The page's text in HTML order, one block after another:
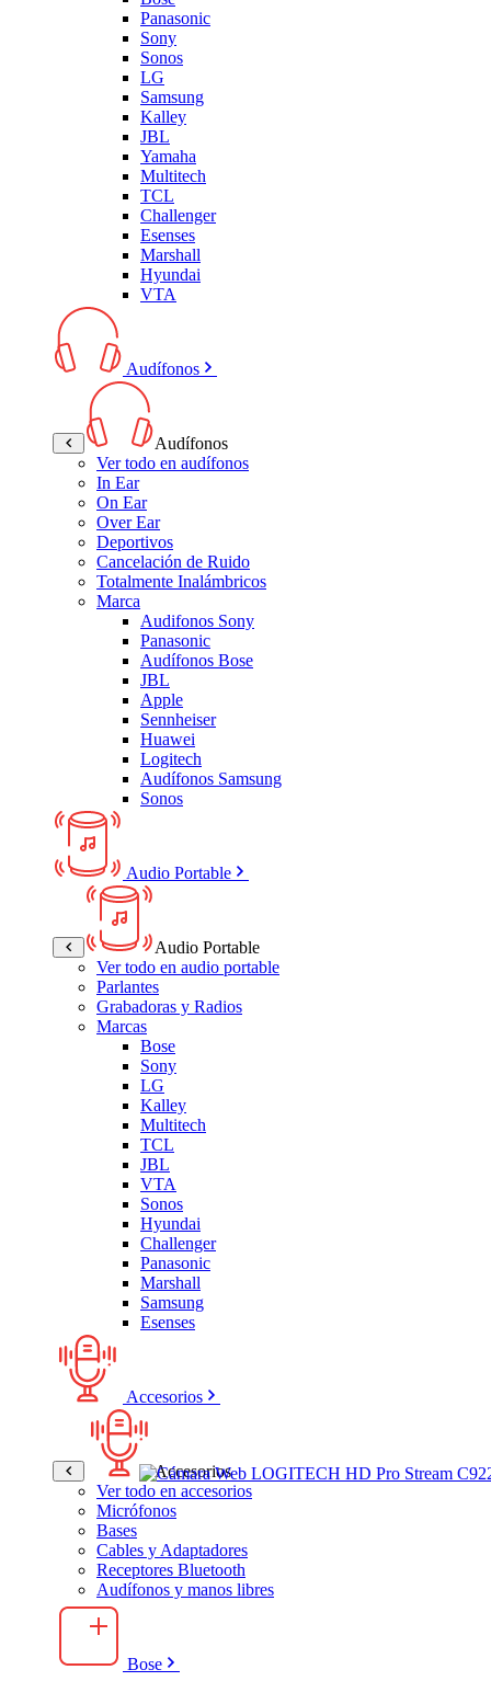
Panasonic
Sony
Sonos
LG
Samsung
Kalley
JBL
Yamaha
Multitech
TCL
Challenger
Esenses
Marshall
Hyundai
VTA
Audífonos
Audífonos
Ver todo en audífonos
In Ear
On Ear
Over Ear
Deportivos
Cancelación de Ruido
Totalmente Inalámbricos
Marca
Audifonos Sony
Panasonic
Audífonos Bose
JBL
Apple
Sennheiser
Huawei
Logitech
Audífonos Samsung
Sonos
Audio Portable
Audio Portable
Ver todo en audio portable
Parlantes
Grabadoras y Radios
Marcas
Bose
Sony
LG
Kalley
Multitech
TCL
JBL
VTA
Sonos
Hyundai
Challenger
Panasonic
Marshall
Samsung
Esenses
Accesorios
Accesorios
Ver todo en accesorios
Micrófonos
Bases
Cables y Adaptadores
Receptores Bluetooth
Audífonos y manos libres
Bose